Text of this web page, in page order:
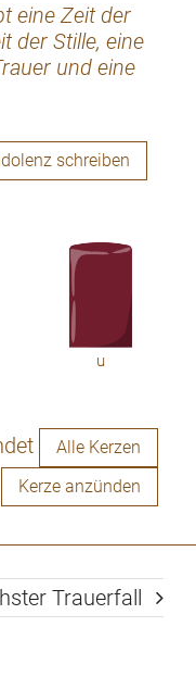
eine Zeit der
der Stille, eine
und eine
schreiben
u
Alle Kerzen
Kerze anzünden
Trauerfall